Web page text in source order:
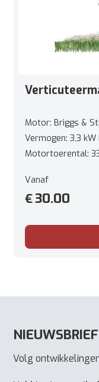
Motor: Briggs &
Vermogen: 3,3
Motortoerental:
Werkbreedte38 cm
Werkgebied: tot
Type: WB384RB
Vanaf
€30.00
NIEUWSBRIEF
Volg